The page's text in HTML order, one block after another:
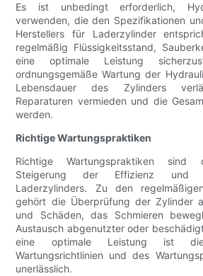
Es ist unbedingt erforderlich,
verwenden, die den Spezifikationen
Herstellers für Laderzylinder
regelmäßig Flüssigkeitsstand,
eine optimale Leistung
ordnungsgemäße Wartung der
Lebensdauer des Zylinders
Reparaturen vermieden und die
werden.
Richtige Wartungspraktiken
Richtige Wartungspraktiken
Steigerung der Effizienz und
Laderzylinders. Zu den
gehört die Überprüfung der Zylinder
und Schäden, das Schmieren
Austausch abgenutzter oder
eine optimale Leistung ist
Wartungsrichtlinien und des
unerlässlich.